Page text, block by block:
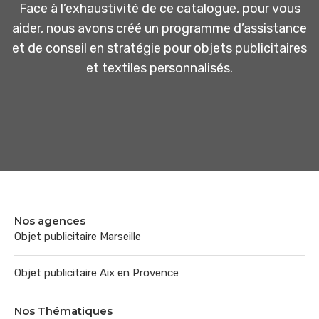
Face à l’exhaustivité de ce catalogue, pour vous
aider, nous avons créé un programme d’assistance
et de conseil en stratégie pour objets publicitaires
et textiles personnalisés.
Nos agences
Objet publicitaire Marseille
Objet publicitaire Aix en Provence
Nos Thématiques